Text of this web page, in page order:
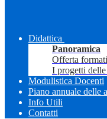
Didattica
Panoramica
Offerta
I progetti delle
Modulistica Docenti
Piano annuale delle
Info Utili
Contatti